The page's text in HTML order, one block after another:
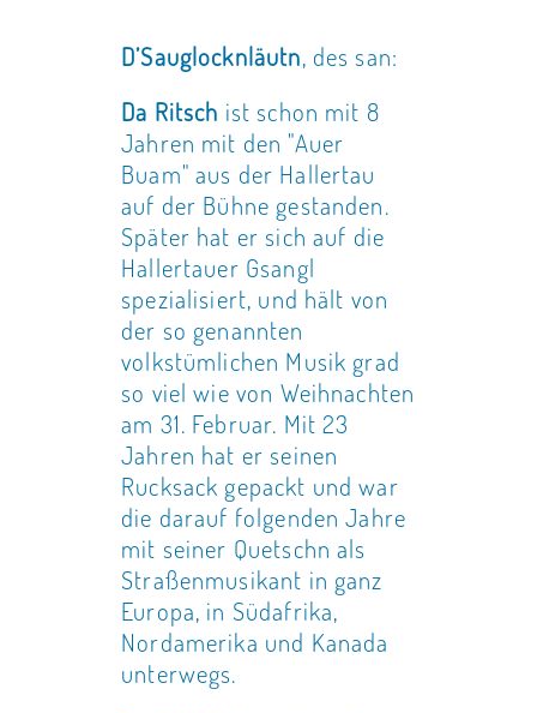
D’Sauglocknläutn, des san:
Da Ritsch ist schon mit 8
Jahren mit den "Auer
Buam" aus der Hallertau
auf der Bühne gestanden.
Später hat er sich auf die
Hallertauer Gsangl
spezialisiert, und hält von
der so genannten
volkstümlichen Musik grad
so viel wie von Weihnachten
am 31. Februar. Mit 23
Jahren hat er seinen
Rucksack gepackt und war
die darauf folgenden Jahre
mit seiner Quetschn als
Straßenmusikant in ganz
Europa, in Südafrika,
Nordamerika und Kanada
unterwegs.